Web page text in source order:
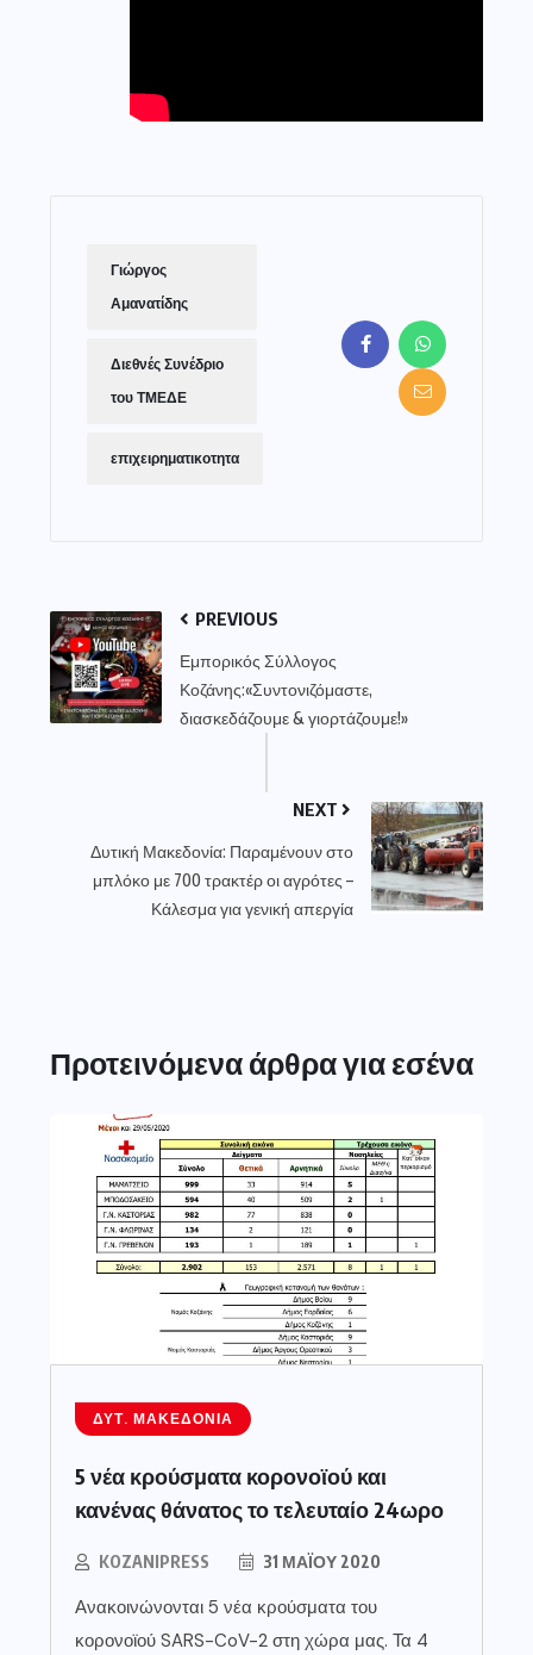
Γιώργος
Αμανατίδης
Διεθνές Συνέδριο
του ΤΜΕΔΕ
επιχειρηματικοτητα
PREVIOUS
Εμπορικός Σύλλογος
Κοζάνης:«Συντονιζόμαστε,
διασκεδάζουμε & γιορτάζουμε!»
NEXT
Δυτική Μακεδονία: Παραμένουν στο
μπλόκο με 700 τρακτέρ οι αγρότες –
Κάλεσμα για γενική απεργία
Προτεινόμενα άρθρα για εσένα
ΔΥΤ. ΜΑΚΕΔΟΝΊΑ
5 νέα κρούσματα κορονοϊού και
κανένας θάνατος το τελευταίο 24ωρο
KOZANIPRESS 31 ΜΑΪ́ΟΥ 2020
Ανακοινώνονται 5 νέα κρούσματα του
κορονοϊού SARS-CoV-2 στη χώρα μας. Τα 4